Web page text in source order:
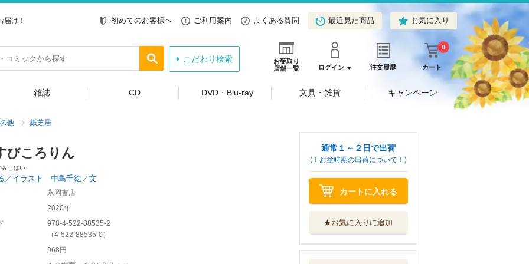
け！ 初めてのお客様へ ご利用案内 よくある質問 最近見た商品 お気に入り
お受取り
店舗一覧
ログイン 注文履歴 カート
0
こだわり検索
雑誌 CD DVD・Blu-ray 文具・雑貨 キャンペーン
他 紙芝居
びころりん
みしばい
／イラスト 中島千絵／文
永岡書店
2020年
978-4-522-88535-2
（4-522-88535-0）
968円
通常１～２日で出荷
(！お盆時期の出荷について！)
カートに入れる
★お気に入りに追加
おおかみと七ひき
のこやぎ